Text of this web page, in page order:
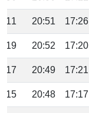
17:26
20:51
17:20
20:52
17:21
20:49
17:17
20:48